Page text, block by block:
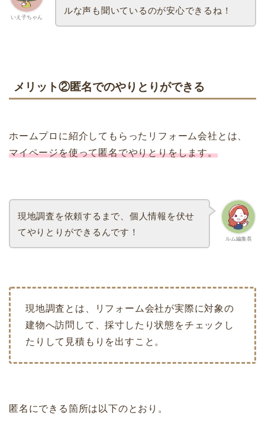
いえ子ちゃん
ルな声も聞いているのが安心できるね！
メリット②匿名でのやりとりができる
ホームプロに紹介してもらったリフォーム会社とは、
マイページを使って匿名でやりとりをします。
ルム編集長
現地調査を依頼するまで、個人情報を伏せ
てやりとりができるんです！
現地調査とは、リフォーム会社が実際に対象の
建物へ訪問して、採寸したり状態をチェックし
たりして見積もりを出すこと。
匿名にできる箇所は以下のとおり。